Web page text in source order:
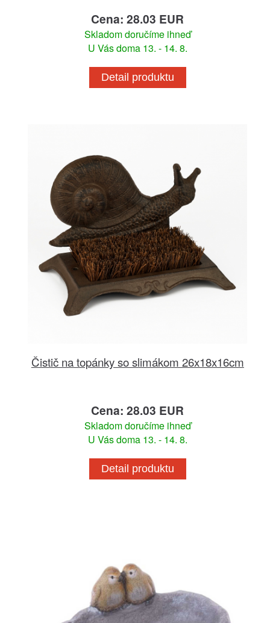
Cena: 28.03 EUR
Skladom doručíme ihneď
U Vás doma 13. - 14. 8.
Detail produktu
Čistič na topánky so slimákom 26x18x16cm
Cena: 28.03 EUR
Skladom doručíme ihneď
U Vás doma 13. - 14. 8.
Detail produktu